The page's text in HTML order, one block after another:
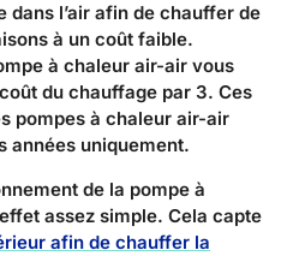
dans l’air afin de chauffer de
à un coût faible.
à chaleur air-air vous
du chauffage par 3. Ces
pompes à chaleur air-air
années uniquement.
de la pompe à
assez simple. Cela capte
afin de chauffer la